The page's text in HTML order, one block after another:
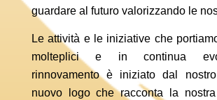
guardare al futuro valorizzando le
Le attività e le iniziative che
molteplici e in continua
rinnovamento è iniziato dal
nuovo logo che racconta la